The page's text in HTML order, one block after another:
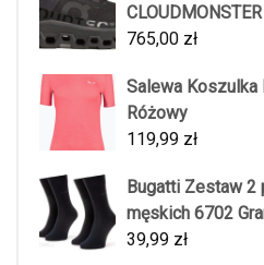
CLOUDMONSTER
765,00 zł
Salewa Koszulka
Różowy
119,99 zł
Bugatti Zestaw 2
męskich 6702
39,99 zł